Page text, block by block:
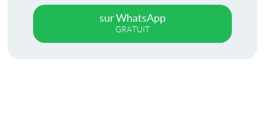
sur WhatsApp
GRATUIT